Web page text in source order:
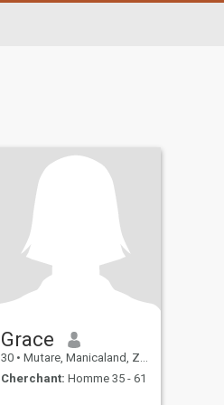
Grace
30 • Mutare, Manicaland, Zimbabwé
Cherchant: Homme 35 - 61